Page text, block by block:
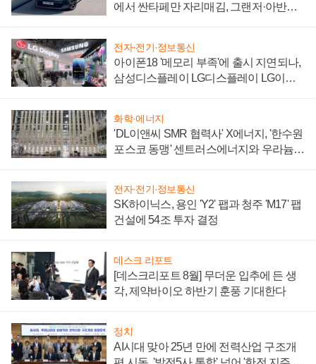
에서 싼타페만 자리매김, 그랜저·아반떼
전자·전기·정보통신
아이폰18 '메모리 부족'에 출시 지연되나,
삼성디스플레이 LG디스플레이 LG이노
화학·에너지
'DL이앤씨 SMR 협력사' X에너지, '한수원
포스코 동맹' 센트러스에너지와 우라늄
전자·전기·정보통신
SK하이닉스, 용인 'Y2' 팹과 청주 'M17' 팹
건설에 54조 투자 결정
데스크 리포트
[데스크리포트 8월] 무더운 입추에 든 생
각, 제약바이오 하반기 훈풍 기대한다
정치
AI시대 맞아 25년 만에 전력산업 구조개